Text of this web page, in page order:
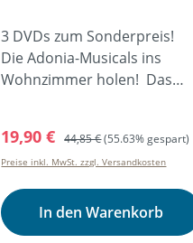
3 DVDs zum Sonderpreis!
Die Adonia-Musicals ins
Wohnzimmer holen! Das
Mitschnitte diese r Musicals:-
Bartimäus (Junior 2015)-
Nehemia (Teens 2015)-
Dankbar (Junior 2016)
Verkaufspreis:
19,90 € Regulärer Preis:
44,85 €(55.63% gespart)
Preise inkl. MwSt. zzgl. Versandkosten
In den Warenkorb